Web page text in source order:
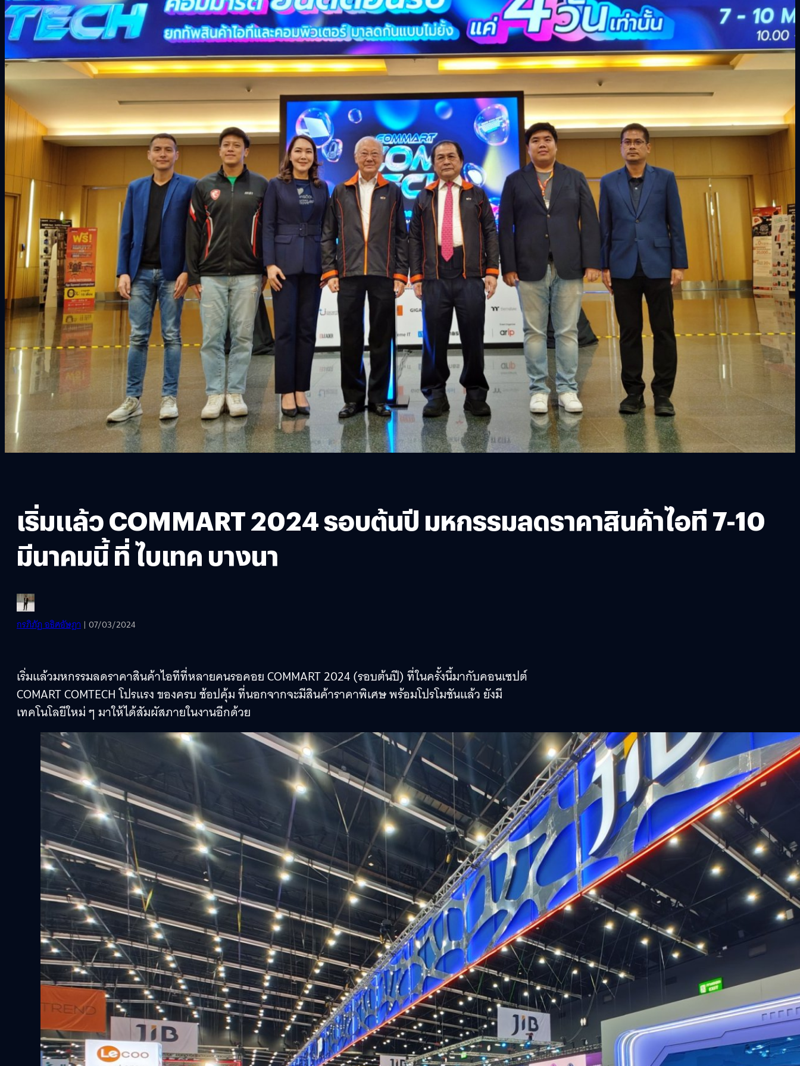
เริ่มแล้ว COMMART 2024 รอบต้นปี มหกรรมลดราคาสินค้าไอที 7-10
มีนาคมนี้ ที่ ไบเทค บางนา
กรภิภัฏ อธิศอัษฎา | 07/03/2024
เริ่มแล้วมหกรรมลดราคาสินค้าไอทีที่หลายคนรอคอย COMMART 2024 (รอบต้นปี) ที่ในครั้งนี้มากับคอนเซปต์
COMART COMTECH โปรแรง ของครบ ช้อปคุ้ม ที่นอกจากจะมีสินค้าราคาพิเศษ พร้อมโปรโมชันแล้ว ยังมี
เทคโนโลยีใหม่ ๆ มาให้ได้สัมผัสภายในงานอีกด้วย